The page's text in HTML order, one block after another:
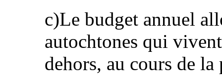
c)Le budget annuel
autochtones qui
dehors, au cours de